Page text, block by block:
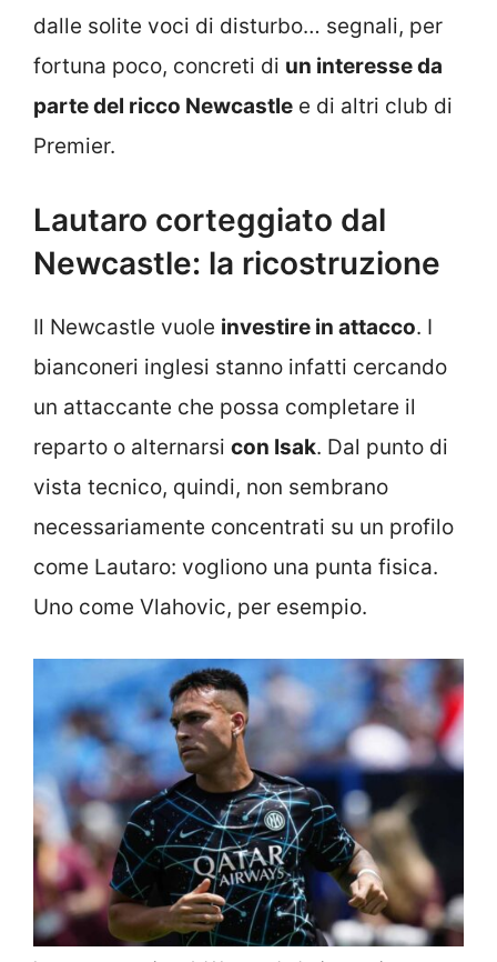
dalle solite voci di disturbo… segnali, per
fortuna poco, concreti di un interesse da
parte del ricco Newcastle e di altri club di
Premier.
Lautaro corteggiato dal
Newcastle: la ricostruzione
Il Newcastle vuole investire in attacco. I
bianconeri inglesi stanno infatti cercando
un attaccante che possa completare il
reparto o alternarsi con Isak. Dal punto di
vista tecnico, quindi, non sembrano
necessariamente concentrati su un profilo
come Lautaro: vogliono una punta fisica.
Uno come Vlahovic, per esempio.